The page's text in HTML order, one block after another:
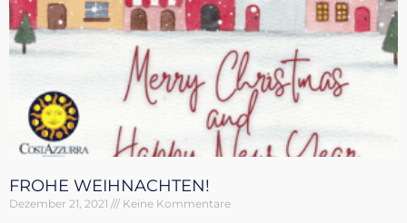
FROHE WEIHNACHTEN!
Dezember 21, 2021 Keine Kommentare